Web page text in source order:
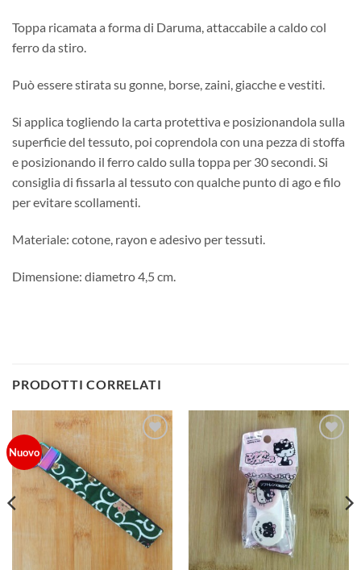
Toppa ricamata a forma di Daruma, attaccabile a caldo col
ferro da stiro.
Può essere stirata su gonne, borse, zaini, giacche e vestiti.
Si applica togliendo la carta protettiva e posizionandola sulla
superficie del tessuto, poi coprendola con una pezza di stoffa
e posizionando il ferro caldo sulla toppa per 30 secondi. Si
consiglia di fissarla al tessuto con qualche punto di ago e filo
per evitare scollamenti.
Materiale: cotone, rayon e adesivo per tessuti.
Dimensione: diametro 4,5 cm.
PRODOTTI CORRELATI
Nuovo
Aggiungi
alla lista
dei
desideri